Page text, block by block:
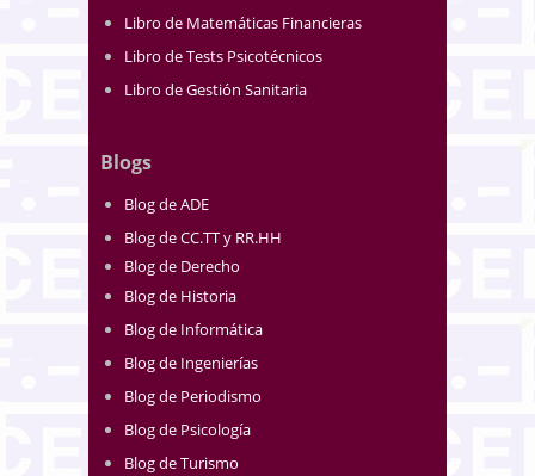
Libro de Matemáticas Financieras
Libro de Tests Psicotécnicos
Libro de Gestión Sanitaria
Blogs
Blog de ADE
Blog de CC.TT y RR.HH
Blog de Derecho
Blog de Historia
Blog de Informática
Blog de Ingenierías
Blog de Periodismo
Blog de Psicología
Blog de Turismo